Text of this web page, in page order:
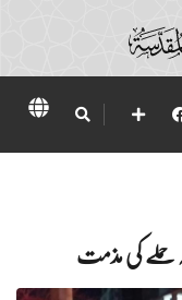
حملے کی مذمت